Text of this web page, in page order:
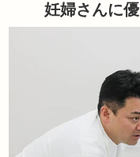
妊婦さんに